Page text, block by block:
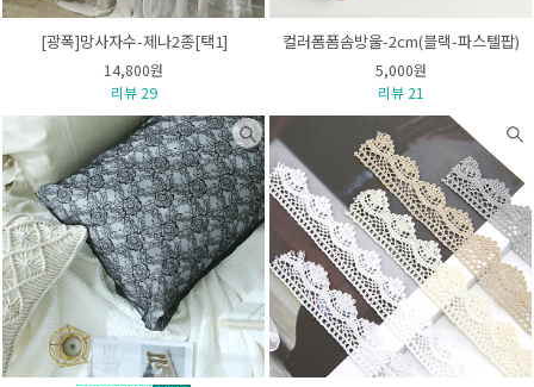
[광폭]망사자수-제나2종[택1]
14,800원
리뷰 29
컬러폼폼솜방울-2cm(블랙-파스텔팝)
5,000원
리뷰 21